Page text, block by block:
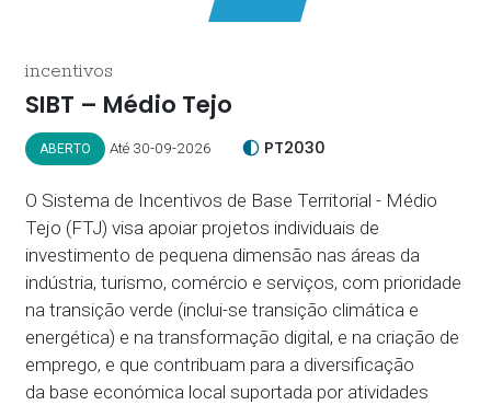
incentivos
SIBT – Médio Tejo
ABERTO Até 30-09-2026 PT2030
O Sistema de Incentivos de Base Territorial - Médio
Tejo (FTJ) visa apoiar projetos individuais de
investimento de pequena dimensão nas áreas da
indústria, turismo, comércio e serviços, com prioridade
na transição verde (inclui-se transição climática e
energética) e na transformação digital, e na criação de
emprego, e que contribuam para a diversificação
da base económica local suportada por atividades